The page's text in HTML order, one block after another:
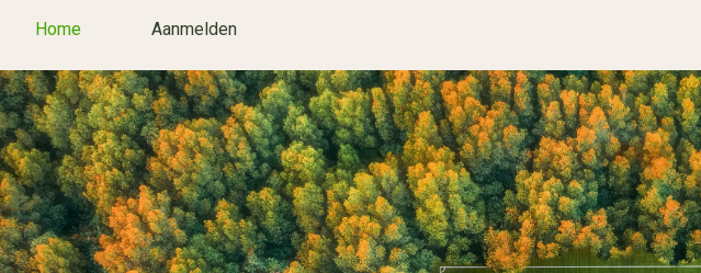
Home Aanmelden